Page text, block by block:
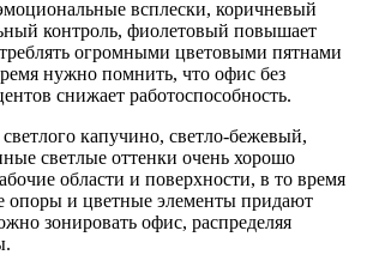
всплески, коричневый
контроль, фиолетовый повышает
огромными цветовыми пятнами
нужно помнить, что офис без
снижает работоспособность.
капучино, светло-бежевый,
светлые оттенки очень хорошо
области и поверхности, в то время
опоры и цветные элементы придают
зонировать офис, распределяя